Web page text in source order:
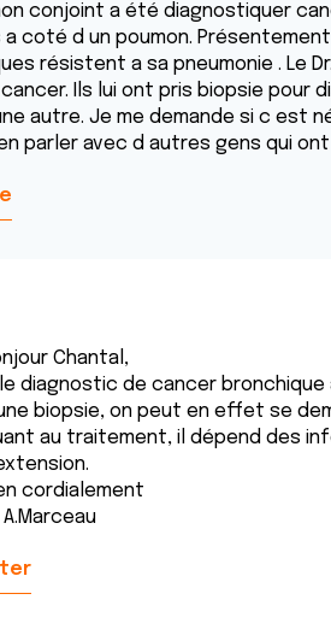
conjoint a été diagnostiquer
a coté d un poumon.
résistent a sa pneumonie . Le
Ils lui ont pris biopsie pour
autre. Je me demande si c est
parler avec d autres gens qui
Chantal,
le diagnostic de cancer
biopsie, on peut en effet se
au traitement, il dépend des
cordialement
A.Marceau